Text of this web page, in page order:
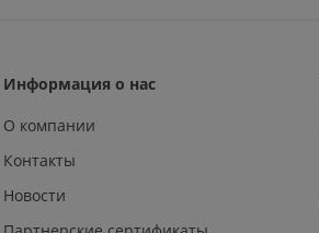
Информация о нас
О компании
Контакты
Новости